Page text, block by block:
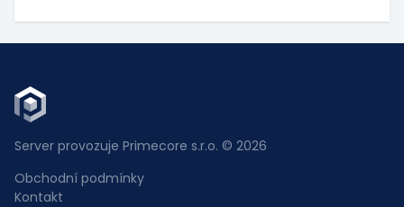
Server provozuje Primecore s.r.o. © 2026
Obchodní podmínky
Kontakt